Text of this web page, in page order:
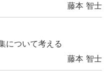
藤本 智士
について考える
藤本 智士